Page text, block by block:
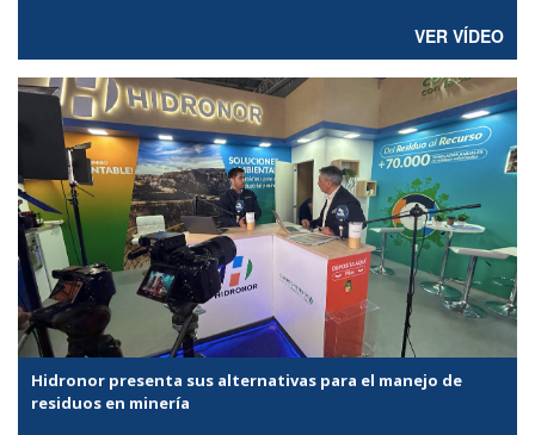
VER VÍDEO
Hidronor presenta sus alternativas para el manejo de
residuos en minería